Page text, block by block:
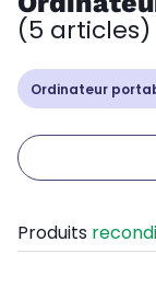
(5 articles)
Ordinateur
Produits